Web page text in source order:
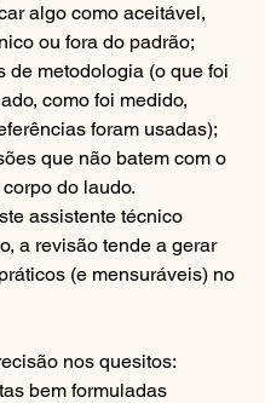
algo como aceitável,
ou fora do padrão;
de metodologia (o que foi
como foi medido,
foram usadas);
que não batem com o
do laudo.
assistente técnico
a revisão tende a gerar
(e mensuráveis) no
nos quesitos:
bem formuladas